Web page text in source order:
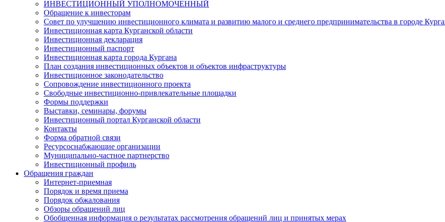
ИНВЕСТИЦИОННЫЙ УПОЛНОМОЧЕННЫЙ
Обращение к инвесторам
Совет по улучшению инвестиционного климата и развитию малого и среднего предпринимательства в городе
Инвестиционная карта Курганской области
Инвестиционная декларация
Инвестиционный паспорт
Инвестиционная карта города Кургана
План создания инвестиционных объектов и объектов инфраструктуры
Инвестиционное законодательство
Сопровождение инвестиционного проекта
Свободные инвестиционно-привлекательные площадки
Формы поддержки
Выставки, семинары, форумы
Инвестиционный портал Курганской области
Контакты
Форма обратной связи
Ресурсоснабжающие организации
Муниципально-частное партнерство
Инвестиционный профиль
Обращения граждан
Интернет-приемная
Порядок и время приема
Порядок обжалования
Обзоры обращений лиц
Обобщенная информация о результатах рассмотрения обращений лиц и принятых мерах